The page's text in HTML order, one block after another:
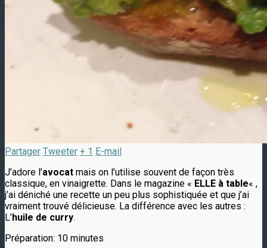
Partager Tweeter + 1 E-mail
J’adore l’avocat mais on l’utilise souvent de façon très
classique, en vinaigrette. Dans le magazine « ELLE à table« ,
j’ai déniché une recette un peu plus sophistiquée et que j’ai
vraiment trouvé délicieuse. La différence avec les autres :
L’huile de curry.
Préparation: 10 minutes